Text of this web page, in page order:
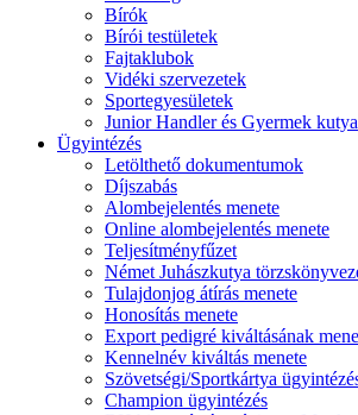
Bírók
Bírói testületek
Fajtaklubok
Vidéki szervezetek
Sportegyesületek
Junior Handler és Gyermek
Ügyintézés
Letölthető dokumentumok
Díjszabás
Alombejelentés menete
Online alombejelentés menete
Teljesítményfűzet
Német Juhászkutya
Tulajdonjog átírás menete
Honosítás menete
Export pedigré kiváltásának
Kennelnév kiváltás menete
Szövetségi/Sportkártya
Champion ügyintézés